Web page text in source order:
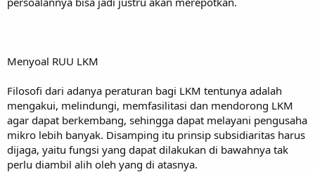
Menyoal RUU LKM
Filosofi dari adanya peraturan bagi LKM tentunya adalah
mengakui, melindungi, memfasilitasi dan mendorong LKM
agar dapat berkembang, sehingga dapat melayani pengusaha
mikro lebih banyak. Disamping itu prinsip subsidiaritas harus
dijaga, yaitu fungsi yang dapat dilakukan di bawahnya tak
perlu diambil alih oleh yang di atasnya.